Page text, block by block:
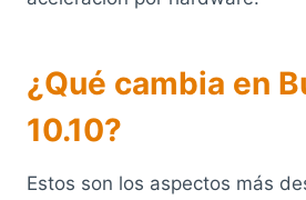
¿Qué cambia en
10.10?
Estos son los aspectos más